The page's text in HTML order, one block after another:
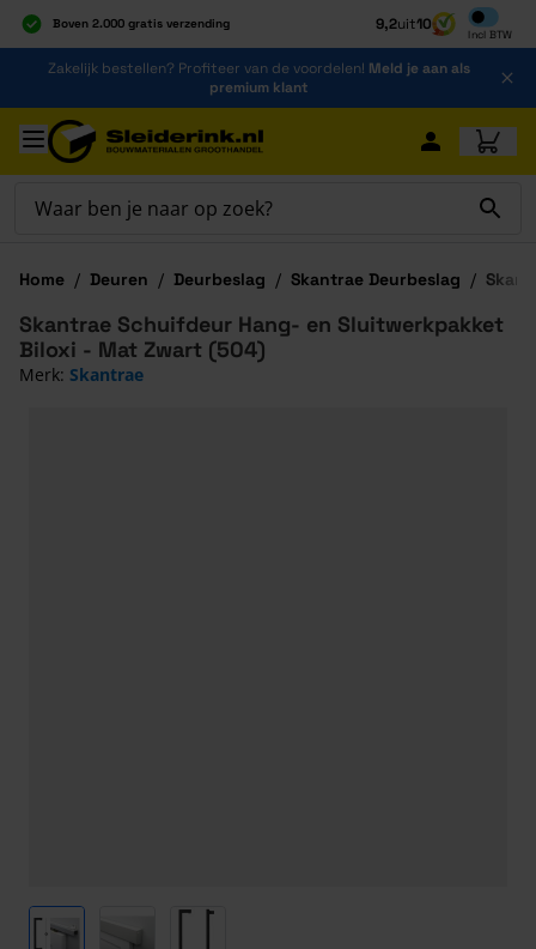
Boven 2.000 gratis verzending
Al 40 jaar dé specialist
Alles onder één dak
9,2uit10
Incl BTW
Inclusief
Ga naar de inhoud
Zakelijk bestellen? Profiteer van de voordelen! Meld je aan als
premium klant
Ga naar hoofdinhoud
Home / Deuren / Deurbeslag / Skantrae Deurbeslag /
View larger imageView larger imageView larger image
Skantrae Schuifdeur Hang- en Sluitwerkpakket
Biloxi - Mat Zwart (504)
Merk: Skantrae